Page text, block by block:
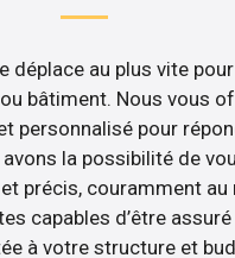
déplace au plus vite
bâtiment. Nous vous
personnalisé pour
la possibilité de
précis, couramment au
capables d’être assuré
à votre structure et